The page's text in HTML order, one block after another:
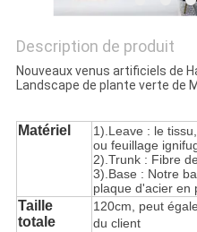
POLITIQUE
DE
Description de produit
Nouveaux venus artificiels de
Landscape de plante verte de
Matériel
1).Leave : le
ou feuillage
2).Trunk : Fibre
3).Base : Notre
plaque d'acier en
Taille
totale
120cm, peut
du client